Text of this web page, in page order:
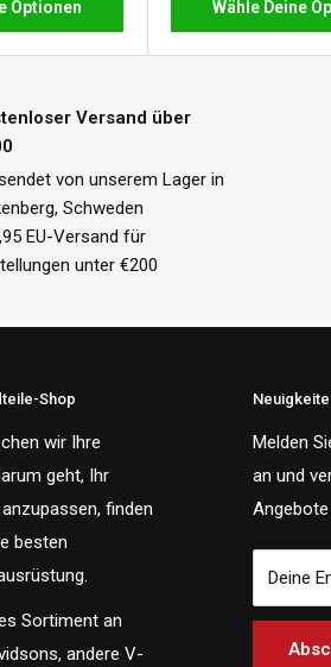
Optionen Wähle Deine
Versand über
von unserem Lager in
Schweden
EU-Versand für
unter €200
Shop
wir Ihre
geht, Ihr
finden
besten
Sortiment an
andere V-
Melden
an und
Deine